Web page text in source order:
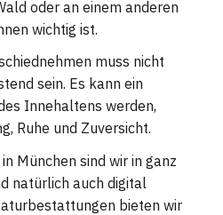
oder an einem anderen
wichtig ist.
muss nicht
sein. Es kann ein
Innehaltens werden,
Ruhe und Zuversicht.
München sind wir in ganz
natürlich auch digital
bieten wir